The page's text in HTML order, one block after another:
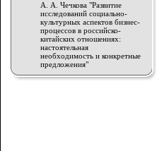
А. А. Чечкова "Развитие
исследований социально-
культурных аспектов бизнес-
процессов в российско-
китайских отношениях:
настоятельная
необходимость и конкретные
предложения"